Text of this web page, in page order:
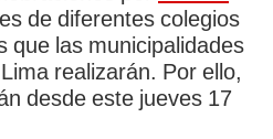
de diferentes colegios
que las municipalidades
realizarán. Por ello,
desde este jueves 17